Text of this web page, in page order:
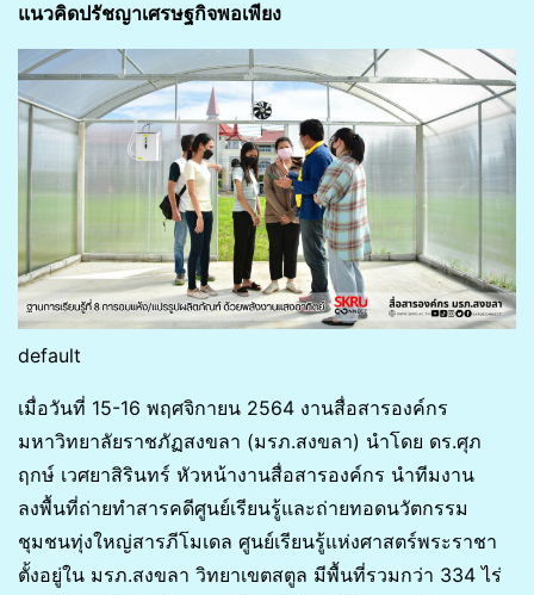
แนวคิดปรัชญาเศรษฐกิจพอเพียง
default
เมื่อวันที่ 15-16 พฤศจิกายน 2564 งานสื่อสารองค์กร
มหาวิทยาลัยราชภัฏสงขลา (มรภ.สงขลา) นำโดย ดร.ศุภ
ฤกษ์ เวศยาสิรินทร์ หัวหน้างานสื่อสารองค์กร นำทีมงาน
ลงพื้นที่ถ่ายทำสารคดีศูนย์เรียนรู้และถ่ายทอดนวัตกรรม
ชุมชนทุ่งใหญ่สารภีโมเดล ศูนย์เรียนรู้แห่งศาสตร์พระราชา
ตั้งอยู่ใน มรภ.สงขลา วิทยาเขตสตูล มีพื้นที่รวมกว่า 334 ไร่